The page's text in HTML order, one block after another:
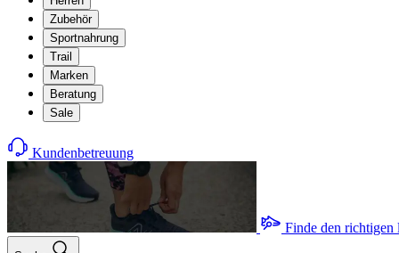
Zubehör
Sportnahrung
Trail
Marken
Beratung
Sale
Kundenbetreuung
Finde den richtigen